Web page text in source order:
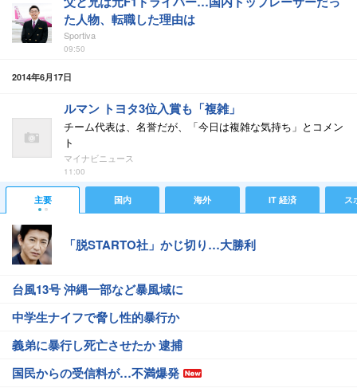
た人物、転職した理由は
Sportiva
09:50
2014年6月17日
ルマン トヨタ3位入賞も「複雑」
チーム代表は、名誉だが、「今日は複雑な気持ち」とコメン
ト
マイナビニュース
11:00
主要 国内 海外 IT 経済 ス
「脱STARTO社」かじ切り…大勝利
台風13号 沖縄一部など暴風域に
中学生ナイフで脅し性的暴行か
義弟に暴行し死亡させたか 逮捕
国民からの受信料が…不満爆発